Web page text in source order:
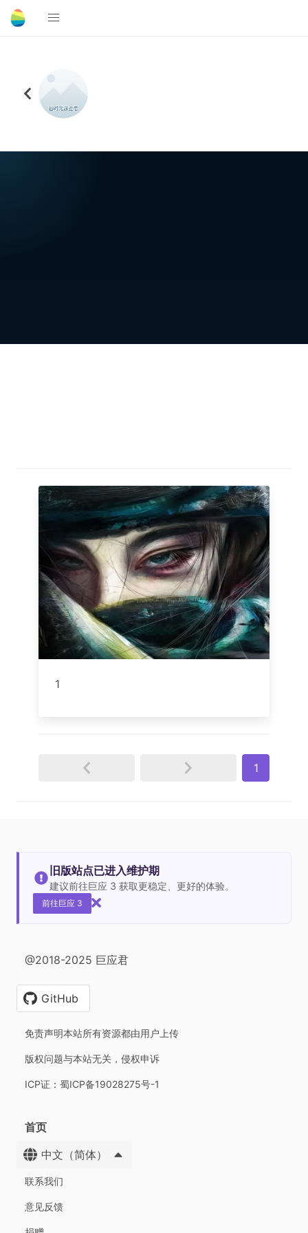
1
1
旧版站点已进入维护期
建议前往巨应 3 获取更稳定、更好的体验。
前往巨应 3
@2018-2025 巨应君
GitHub
免责声明本站所有资源都由用户上传
版权问题与本站无关，侵权申诉
ICP证：蜀ICP备19028275号-1
首页
中文（简体）
联系我们
意见反馈